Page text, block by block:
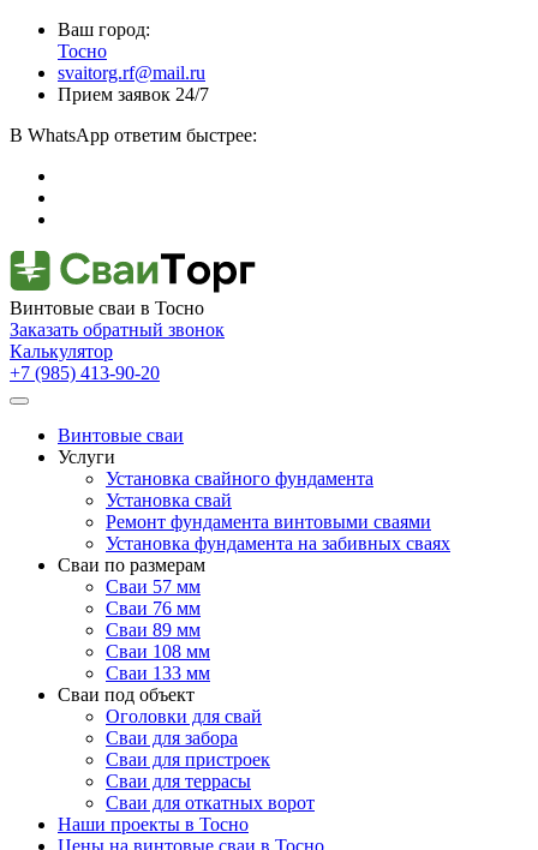
Ваш город:
Тосно
svaitorg.rf@mail.ru
Прием заявок 24/7
В WhatsApp ответим быстрее:
Винтовые сваи в Тосно
Заказать обратный звонок
Калькулятор
+7 (985) 413-90-20
Винтовые сваи
Услуги
Установка свайного фундамента
Установка свай
Ремонт фундамента винтовыми сваями
Установка фундамента на забивных сваях
Сваи по размерам
Сваи 57 мм
Сваи 76 мм
Сваи 89 мм
Сваи 108 мм
Сваи 133 мм
Сваи под объект
Оголовки для свай
Сваи для забора
Сваи для пристроек
Сваи для террасы
Сваи для откатных ворот
Наши проекты в Тосно
Цены на винтовые сваи в Тосно